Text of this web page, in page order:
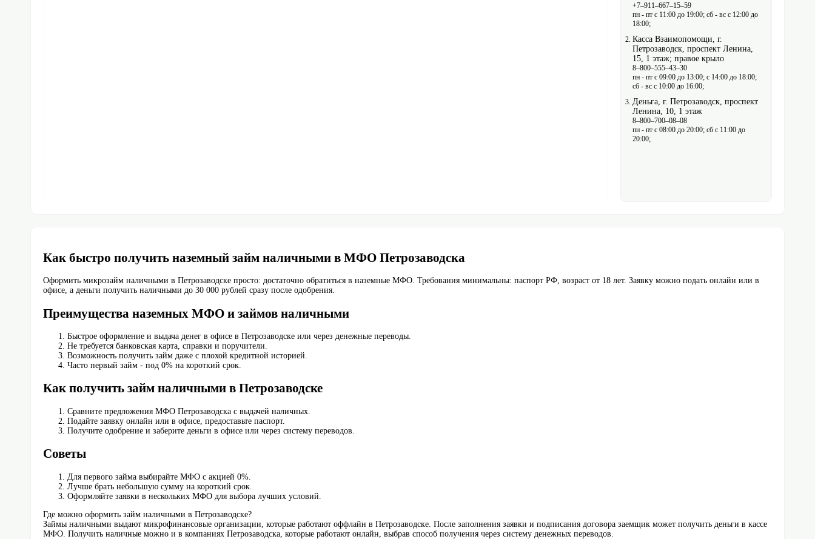
+7‒911‒667‒15‒59
пн - пт с 11:00 до 19:00; сб - вс с 12:00 до
18:00;
Касса Взаимопомощи, г.
Петрозаводск, проспект Ленина,
15, 1 этаж; правое крыло
8‒800‒555‒43‒30
пн - пт с 09:00 до 13:00; с 14:00 до 18:00;
сб - вс с 10:00 до 16:00;
Деньга, г. Петрозаводск, проспект
Ленина, 10, 1 этаж
8‒800‒700‒08‒08
пн - пт с 08:00 до 20:00; сб с 11:00 до
20:00;
Как быстро получить наземный займ наличными в МФО Петрозаводска
Оформить микрозайм наличными в Петрозаводске просто: достаточно обратиться в наземные МФО. Требования минимальны: паспорт РФ, возраст от 18 лет. Заявку можно подать онлайн или в
офисе, а деньги получить наличными до 30 000 рублей сразу после одобрения.
Преимущества наземных МФО и займов наличными
Быстрое оформление и выдача денег в офисе в Петрозаводске или через денежные переводы.
Не требуется банковская карта, справки и поручители.
Возможность получить займ даже с плохой кредитной историей.
Часто первый займ - под 0% на короткий срок.
Как получить займ наличными в Петрозаводске
Сравните предложения МФО Петрозаводска с выдачей наличных.
Подайте заявку онлайн или в офисе, предоставьте паспорт.
Получите одобрение и заберите деньги в офисе или через систему переводов.
Советы
Для первого займа выбирайте МФО с акцией 0%.
Лучше брать небольшую сумму на короткий срок.
Оформляйте заявки в нескольких МФО для выбора лучших условий.
Где можно оформить займ наличными в Петрозаводске?
Займы наличными выдают микрофинансовые организации, которые работают оффлайн в Петрозаводске. После заполнения заявки и подписания договора заемщик может получить деньги в кассе
МФО. Получить наличные можно и в компаниях Петрозаводска, которые работают онлайн, выбрав способ получения через систему денежных переводов.